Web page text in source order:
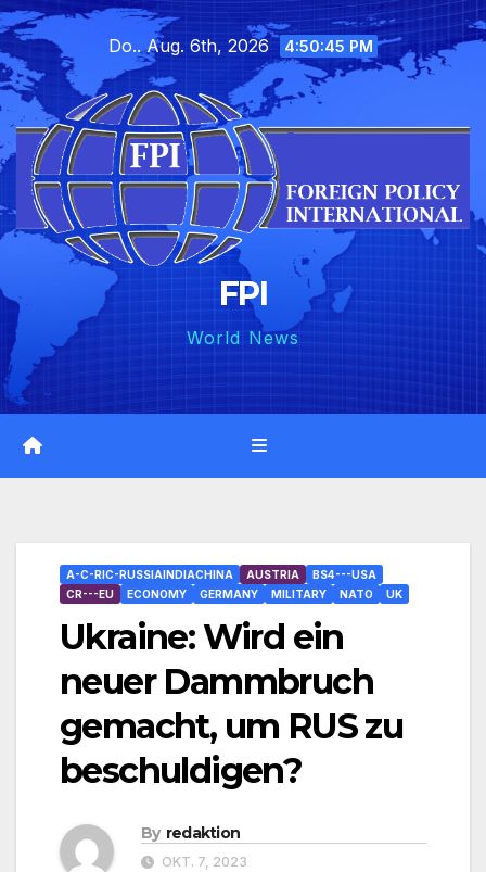
Skip
to
content
Do.. Aug. 6th, 2026 4:50:47 PM
FPI
World News
A-C-RIC-RUSSIAINDIACHINA AUSTRIA
BS4---USA
CR---EU
ECONOMY GERMANY MILITARY NATO UK
Ukraine: Wird ein
neuer Dammbruch
gemacht, um RUS zu
beschuldigen?
By redaktion
OKT. 7, 2023